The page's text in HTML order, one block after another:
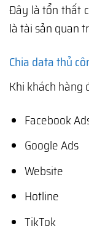
Đây là tổn thất
là tài sản quan
Chia data thủ
Khi khách hàng
Facebook
Google Ads
Website
Hotline
TikTok